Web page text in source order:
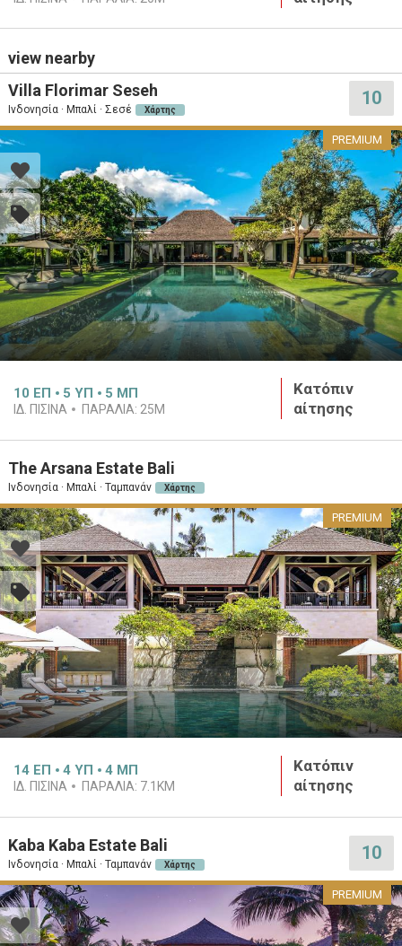
view nearby
Villa Florimar Seseh
Ινδονησία · Μπαλί · Σεσέ Χάρτης
10
PREMIUM
10 ΕΠ 5 ΥΠ 5 ΜΠ
ΙΔ. ΠΙΣΊΝΑ ΠΑΡΑΛΊΑ: 25M
Κατόπιν
αίτησης
The Arsana Estate Bali
Ινδονησία · Μπαλί · Ταμπανάν Χάρτης
PREMIUM
14 ΕΠ 4 ΥΠ 4 ΜΠ
ΙΔ. ΠΙΣΊΝΑ ΠΑΡΑΛΊΑ: 7.1KM
Κατόπιν
αίτησης
Kaba Kaba Estate Bali
Ινδονησία · Μπαλί · Ταμπανάν Χάρτης
10
PREMIUM